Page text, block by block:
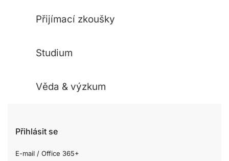
Přijímací zkoušky
Studium
Věda & výzkum
Přihlásit se
E-mail / Office 365+